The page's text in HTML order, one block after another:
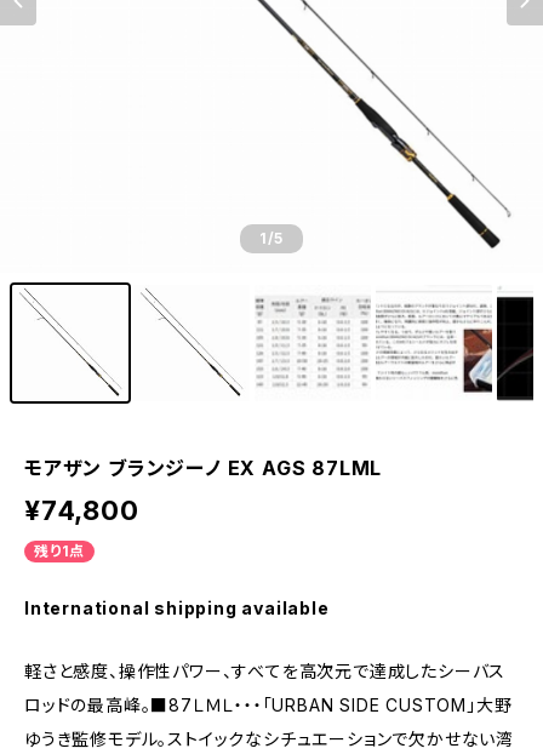
1/5
モアザン ブランジーノ EX AGS 87LML
¥74,800
残り1点
International shipping available
軽さと感度、操作性パワー、すべてを高次元で達成したシーバス
ロッドの最高峰。■87ＬＭＬ・・・「URBAN SIDE CUSTOM」大野
ゆうき監修モデル。ストイックなシチュエーションで欠かせない湾